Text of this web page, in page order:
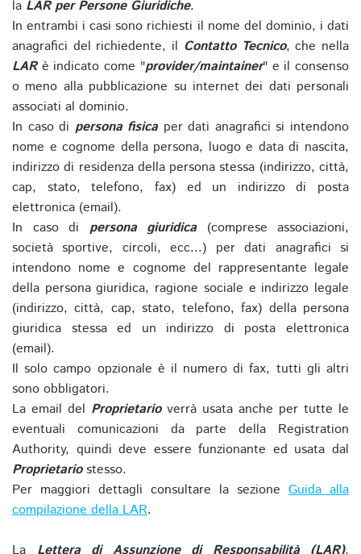
la LAR per Persone Giuridiche.
In entrambi i casi sono richiesti il nome del dominio, i dati
anagrafici del richiedente, il Contatto Tecnico, che nella
LARè indicato come "provider/maintainer" e il consenso
o meno alla pubblicazione su internet dei dati personali
associati al dominio.
In caso di persona fisicaper dati anagrafici si intendono
nome e cognome della persona, luogo e data di nascita,
indirizzo di residenza della persona stessa (indirizzo, città,
cap, stato, telefono, fax) ed un indirizzo di posta
elettronica (email).
In caso di persona giuridica(comprese associazioni,
società sportive, circoli, ecc...) per dati anagrafici si
intendono nome e cognome del rappresentante legale
della persona giuridica, ragione sociale e indirizzo legale
(indirizzo, città, cap, stato, telefono, fax) della persona
giuridica stessa ed un indirizzo di posta elettronica
(email).
Il solo campo opzionale è il numero di fax, tutti gli altri
sono obbligatori.
La email del Proprietarioverrà usata anche per tutte le
eventuali comunicazioni da parte della Registration
Authority, quindi deve essere funzionante ed usata dal
Proprietariostesso.
Per maggiori dettagli consultare la sezione Guida alla
compilazione della LAR.